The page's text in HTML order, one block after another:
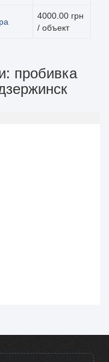
4000.00 грн
/ объект
пробивка